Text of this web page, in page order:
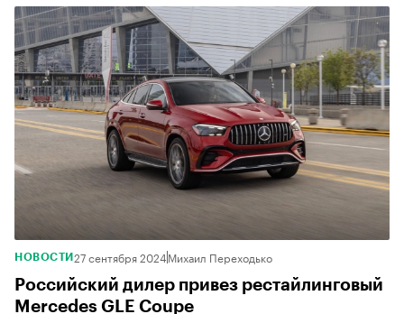
НОВОСТИ 27 сентября 2024Михаил Переходько
Российский дилер привез рестайлинговый
Mercedes GLE Coupe